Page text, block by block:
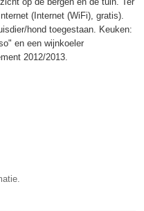
(Internet (WiFi), gratis).
hond toegestaan. Keuken:
en een wijnkoeler
2012/2013.